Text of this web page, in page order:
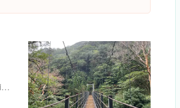
http://y-rekumori.com/shiratani_map/